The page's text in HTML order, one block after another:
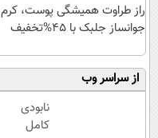
راز طراوت همیشگی پوست، کرم
جوانساز جلبک با 45%تخفیف
از سراسر وب
نابودی
کامل